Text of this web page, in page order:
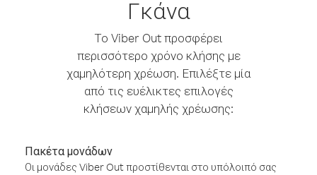
Γκάνα
Το Viber Out προσφέρει
περισσότερο χρόνο κλήσης με
χαμηλότερη χρέωση. Επιλέξτε μία
από τις ευέλικτες επιλογές
κλήσεων χαμηλής χρέωσης:
Πακέτα μονάδων
Οι μονάδες Viber Out προστίθενται στο υπόλοιπό σας